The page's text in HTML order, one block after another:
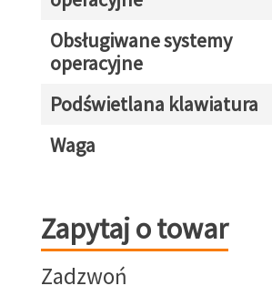
Obsługiwane systemy
operacyjne
Podświetlana klawiatura
Waga
Zapytaj o towar
Zapytaj o towar
Zadzwoń